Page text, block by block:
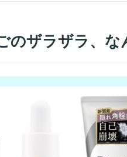
のザラザラ、な